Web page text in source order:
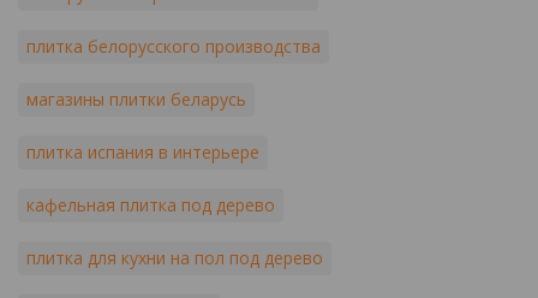
плитка белорусского производства
магазины плитки беларусь
плитка испания в интерьере
кафельная плитка под дерево
плитка для кухни на пол под дерево